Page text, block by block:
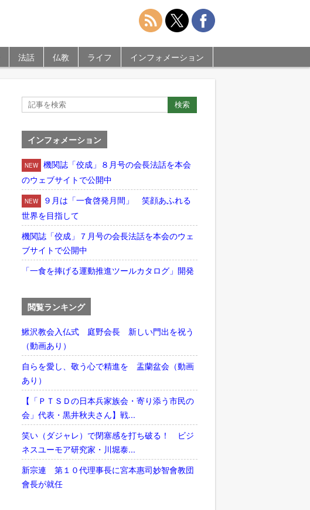
法話 仏教 ライフ インフォメーション
インフォメーション
NEW
機関誌「佼成」８月号の会長法話を本会
のウェブサイトで公開中
NEW
９月は「一食啓発月間」 笑顔あふれる
世界を目指して
機関誌「佼成」７月号の会長法話を本会のウェ
ブサイトで公開中
「一食を捧げる運動推進ツールカタログ」開発
閲覧ランキング
鰍沢教会入仏式 庭野会長 新しい門出を祝う
（動画あり）
自らを愛し、敬う心で精進を 盂蘭盆会（動画
あり）
【「ＰＴＳＤの日本兵家族会・寄り添う市民の
会」代表・黒井秋夫さん】戦...
笑い（ダジャレ）で閉塞感を打ち破る！ ビジ
ネスユーモア研究家・川堀泰...
新宗連 第１０代理事長に宮本惠司妙智會教団
會長が就任